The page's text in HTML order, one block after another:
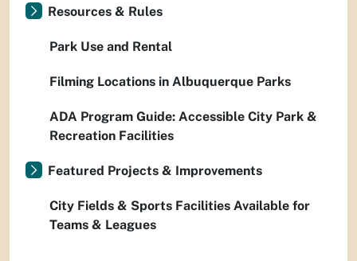
Resources & Rules
Park Use and Rental
Filming Locations in Albuquerque Parks
ADA Program Guide: Accessible City Park &
Recreation Facilities
Featured Projects & Improvements
City Fields & Sports Facilities Available for
Teams & Leagues